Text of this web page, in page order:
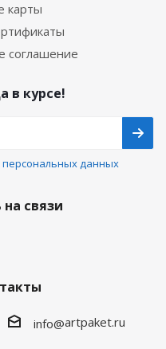
карты
соглашение
в курсе!
персональных данных
связи
info@artpaket.ru